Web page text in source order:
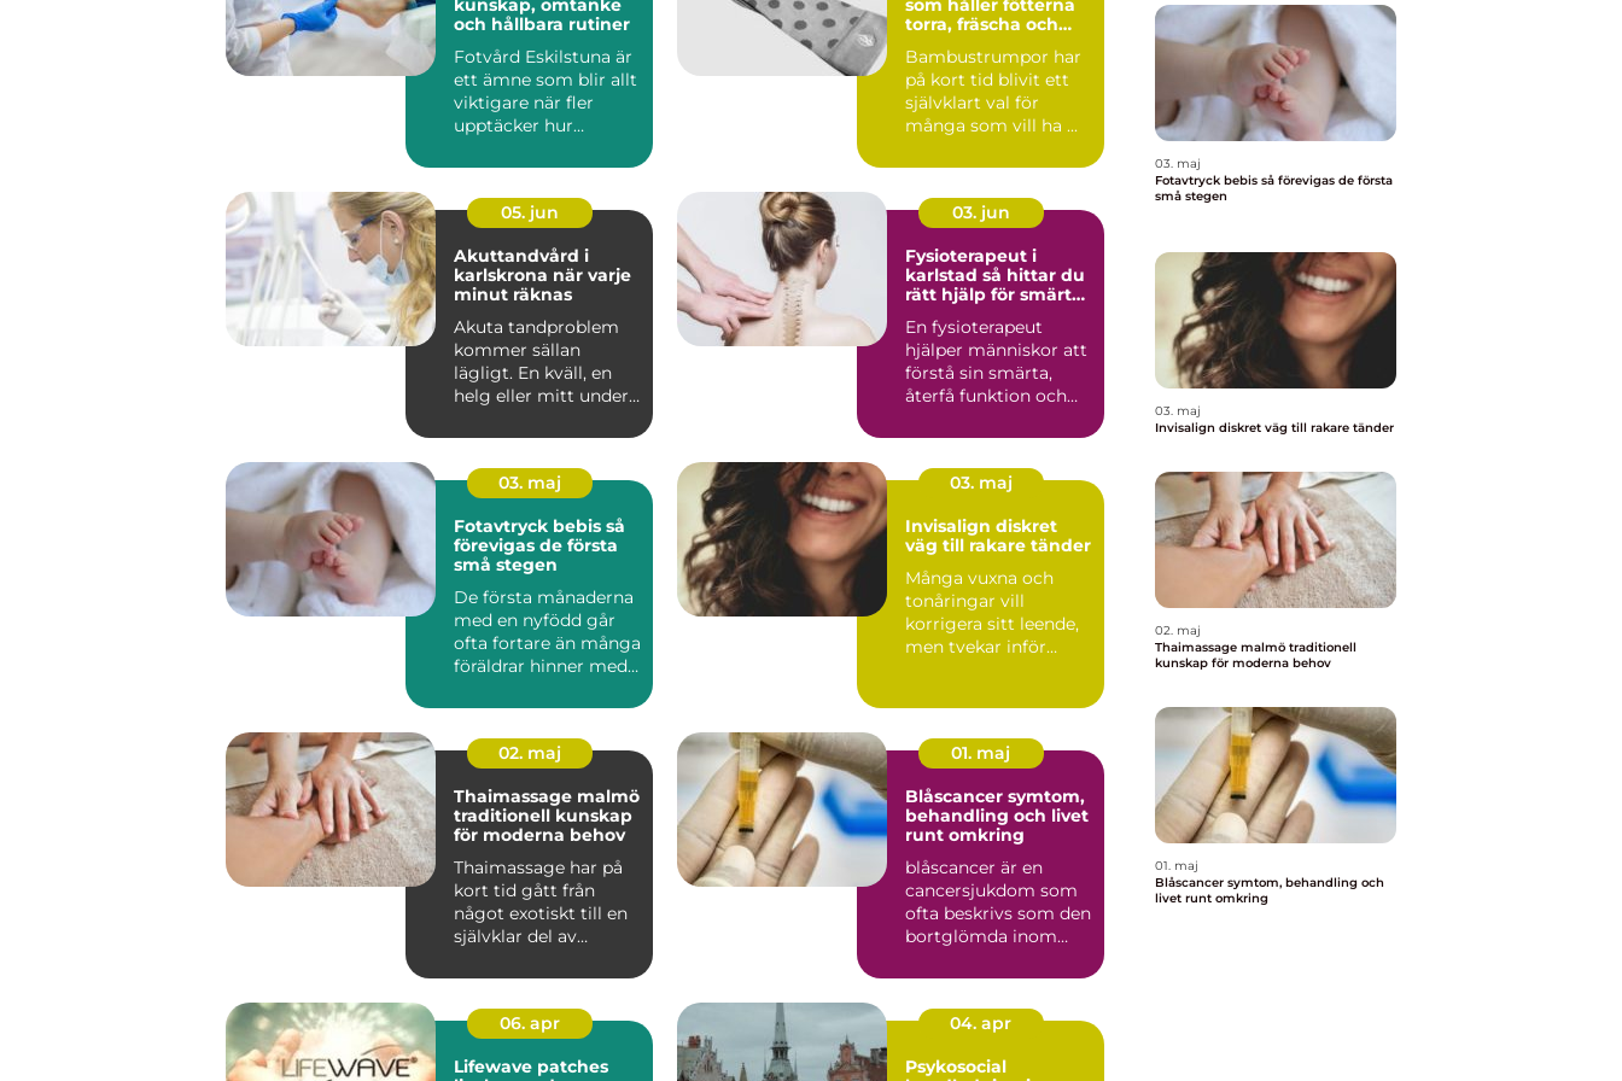
och hållbara rutiner
Fotvård Eskilstuna är
ett ämne som blir allt
viktigare när fler
upptäcker hur
påverk...
torra, fräscha och
Bambustrumpor har
på kort tid blivit ett
självklart val för
många som vill ha ...
05. jun
Akuttandvård i
karlskrona när varje
minut räknas
Akuta tandproblem
kommer sällan
lägligt. En kväll, en
helg eller mitt under
smärtan ...
03. jun
Fysioterapeut i
karlstad så hittar du
rätt hjälp för smärta
En fysioterapeut
hjälper människor att
förstå sin smärta,
återfå funktion och
Fö...
03. maj
Fotavtryck bebis så
förevigas de första
små stegen
De första månaderna
med en nyfödd går
ofta fortare än många
föräldrar hinner med.
03. maj
Invisalign diskret
väg till rakare tänder
Många vuxna och
tonåringar vill
korrigera sitt leende,
men tvekar inför
02. maj
Thaimassage malmö
traditionell kunskap
för moderna behov
Thaimassage har på
kort tid gått från
något exotiskt till en
självklar del av
som...
01. maj
Blåscancer symtom,
behandling och livet
runt omkring
blåscancer är en
cancersjukdom som
ofta beskrivs som den
bortglömda inom
att den...
06. apr
Lifewave patches
04. apr
Psykosocial
03. maj
Fotavtryck bebis så förevigas de första
små stegen
03. maj
Invisalign diskret väg till rakare tänder
02. maj
Thaimassage malmö traditionell
kunskap för moderna behov
01. maj
Blåscancer symtom, behandling och
livet runt omkring